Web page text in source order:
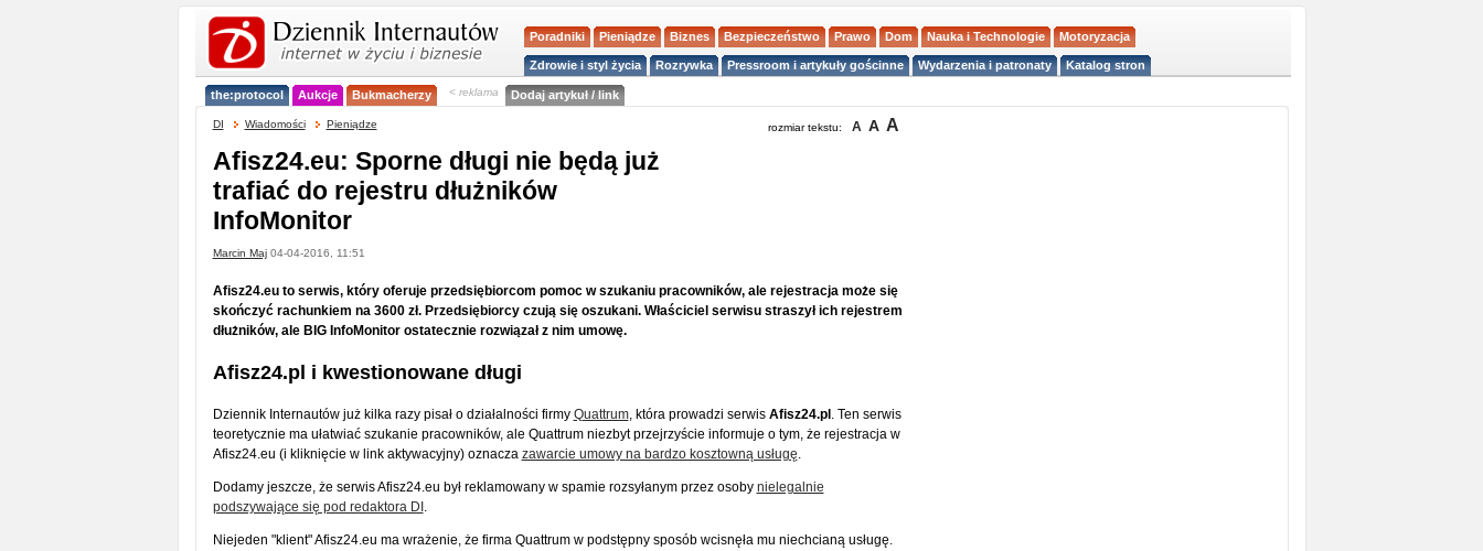
Poradniki Pieniądze Biznes Bezpieczeństwo Prawo Dom Nauka i Technologie Motoryzacja
Zdrowie i styl życia Rozrywka Pressroom i artykuły gościnne Wydarzenia i patronaty Katalog stron
the:protocol Aukcje Bukmacherzy < reklama Dodaj artykuł / link
DI Wiadomości Pieniądze rozmiar tekstu: A A A
Afisz24.eu: Sporne długi nie będą już
trafiać do rejestru dłużników
InfoMonitor
Marcin Maj04-04-2016, 11:51
Afisz24.eu to serwis, który oferuje przedsiębiorcom pomoc w szukaniu pracowników, ale rejestracja może się
skończyć rachunkiem na 3600 zł. Przedsiębiorcy czują się oszukani. Właściciel serwisu straszył ich rejestrem
dłużników, ale BIG InfoMonitor ostatecznie rozwiązał z nim umowę.
Afisz24.pl i kwestionowane długi
Dziennik Internautów już kilka razy pisał o działalności firmy Quattrum, która prowadzi serwis Afisz24.pl . Ten serwis
teoretycznie ma ułatwiać szukanie pracowników, ale Quattrum niezbyt przejrzyście informuje o tym, że rejestracja w
Afisz24.eu (i kliknięcie w link aktywacyjny) oznacza zawarcie umowy na bardzo kosztowną usługę.
Dodamy jeszcze, że serwis Afisz24.eu był reklamowany w spamie rozsyłanym przez osoby nielegalnie
podszywające się pod redaktora DI .
Niejeden "klient" Afisz24.eu ma wrażenie, że firma Quattrum w podstępny sposób wcisnęła mu niechcianą usługę.